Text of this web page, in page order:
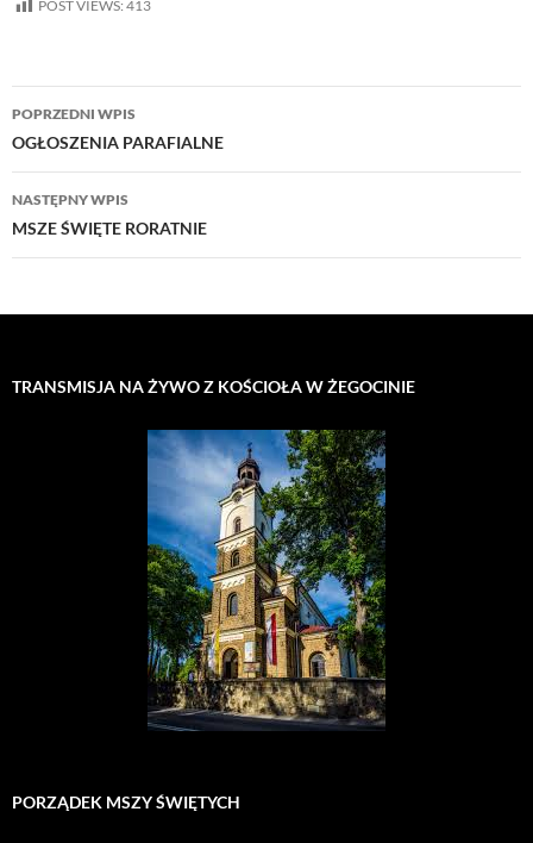
POST VIEWS: 413
Nawigacja
wpisu
POPRZEDNI WPIS
OGŁOSZENIA PARAFIALNE
NASTĘPNY WPIS
MSZE ŚWIĘTE RORATNIE
TRANSMISJA NA ŻYWO Z KOŚCIOŁA W ŻEGOCINIE
PORZĄDEK MSZY ŚWIĘTYCH